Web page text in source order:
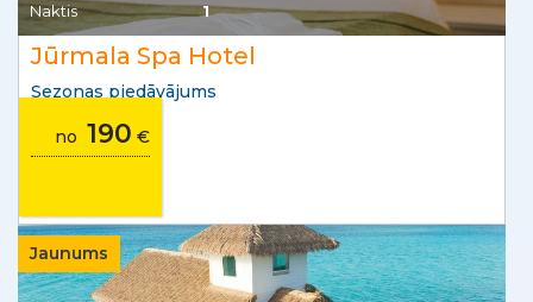
Naktis
1
Jūrmala Spa Hotel
Sezonas piedāvājums
no 190 €
Jaunums